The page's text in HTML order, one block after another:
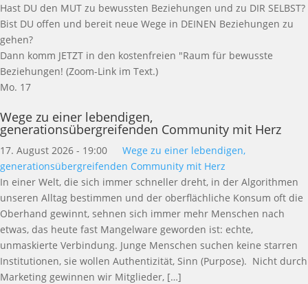
Hast DU den MUT zu bewussten Beziehungen und zu DIR SELBST?
Bist DU offen und bereit neue Wege in DEINEN Beziehungen zu
gehen?
Dann komm JETZT in den kostenfreien "Raum für bewusste
Beziehungen! (Zoom-Link im Text.)
Mo. 17
Wege zu einer lebendigen,
generationsübergreifenden Community mit Herz
17. August 2026 - 19:00
Wege zu einer lebendigen,
generationsübergreifenden Community mit Herz
In einer Welt, die sich immer schneller dreht, in der Algorithmen
unseren Alltag bestimmen und der oberflächliche Konsum oft die
Oberhand gewinnt, sehnen sich immer mehr Menschen nach
etwas, das heute fast Mangelware geworden ist: echte,
unmaskierte Verbindung. Junge Menschen suchen keine starren
Institutionen, sie wollen Authentizität, Sinn (Purpose). Nicht durch
Marketing gewinnen wir Mitglieder, […]